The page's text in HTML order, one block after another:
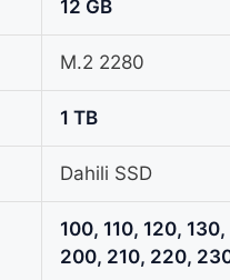
12 GB
M.2 2280
1 TB
Dahili SSD
100, 110, 120,
200, 210, 220,